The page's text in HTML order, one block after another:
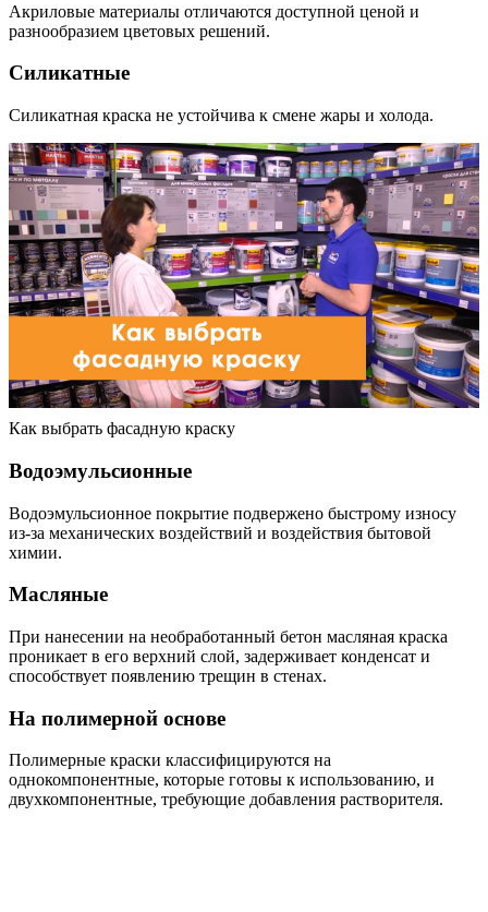
Акриловые материалы отличаются доступной ценой и
разнообразием цветовых решений.
Силикатные
Силикатная краска не устойчива к смене жары и холода.
Как выбрать фасадную краску
Водоэмульсионные
Водоэмульсионное покрытие подвержено быстрому износу
из-за механических воздействий и воздействия бытовой
химии.
Масляные
При нанесении на необработанный бетон масляная краска
проникает в его верхний слой, задерживает конденсат и
способствует появлению трещин в стенах.
На полимерной основе
Полимерные краски классифицируются на
однокомпонентные, которые готовы к использованию, и
двухкомпонентные, требующие добавления растворителя.